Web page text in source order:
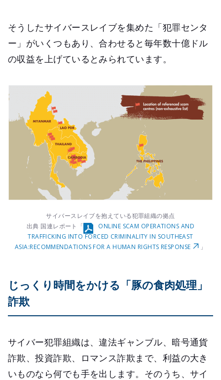
そうしたサイバースレイブを集めた「犯罪センタ
ー」がいくつもあり、合わせると毎年数十億ドル
の収益を上げているとみられています。
サイバースレイブを抱えている犯罪組織の拠点
出典 国連レポート「
ONLINE SCAM OPERATIONS AND
TRAFFICKING INTO FORCED CRIMINALITY IN SOUTHEAST
ASIA:RECOMMENDATIONS FOR A HUMAN RIGHTS RESPONSE
」
じっくり時間をかける「豚の食肉処理」
詐欺
サイバー犯罪組織は、違法ギャンブル、暗号通貨
詐欺、投資詐欺、ロマンス詐欺まで、利益の大き
いものなら何でも手を出します。そのうち、サイ